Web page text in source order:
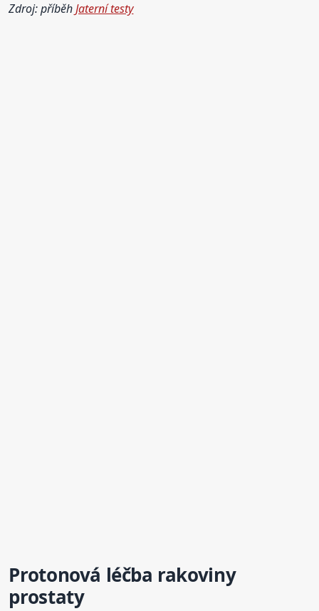
Zdroj: příběhJaterní testy
Protonová léčba rakoviny
prostaty